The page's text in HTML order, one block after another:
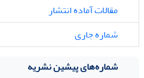
مقالات آماده انتشار
شماره جاری
شماره‌های پیشین نشریه